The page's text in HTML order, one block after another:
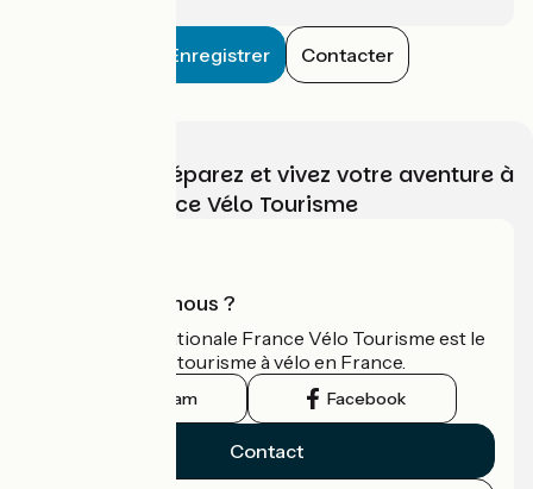
Enregistrer Contacter
Choisissez, préparez et vivez votre aventure à
vélo avec France Vélo Tourisme
Qui sommes-nous ?
L'association nationale France Vélo Tourisme est le
guide officiel du tourisme à vélo en France.
Instagram Facebook
Contact